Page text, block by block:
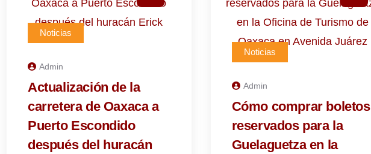
Noticias
Admin
Actualización de la
carretera de Oaxaca a
Puerto Escondido
después del huracán
Noticias
Admin
Cómo comprar boletos
reservados para la
Guelaguetza en la